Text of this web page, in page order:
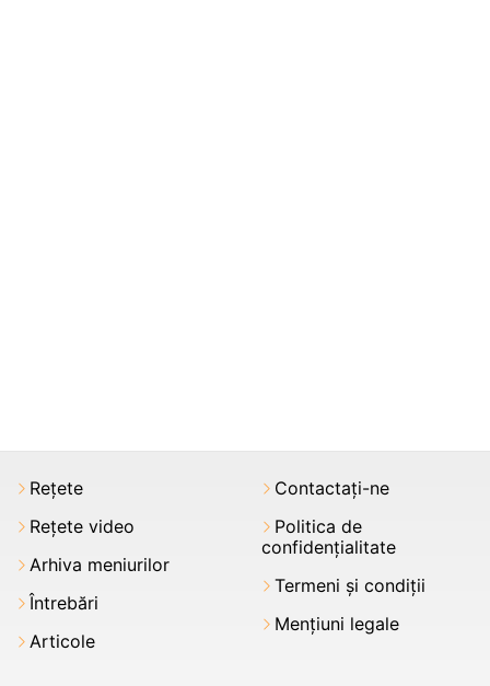
Rețete
Rețete video
Arhiva meniurilor
Întrebări
Articole
Contactați-ne
Politica de
confidențialitate
Termeni şi condiții
Mențiuni legale